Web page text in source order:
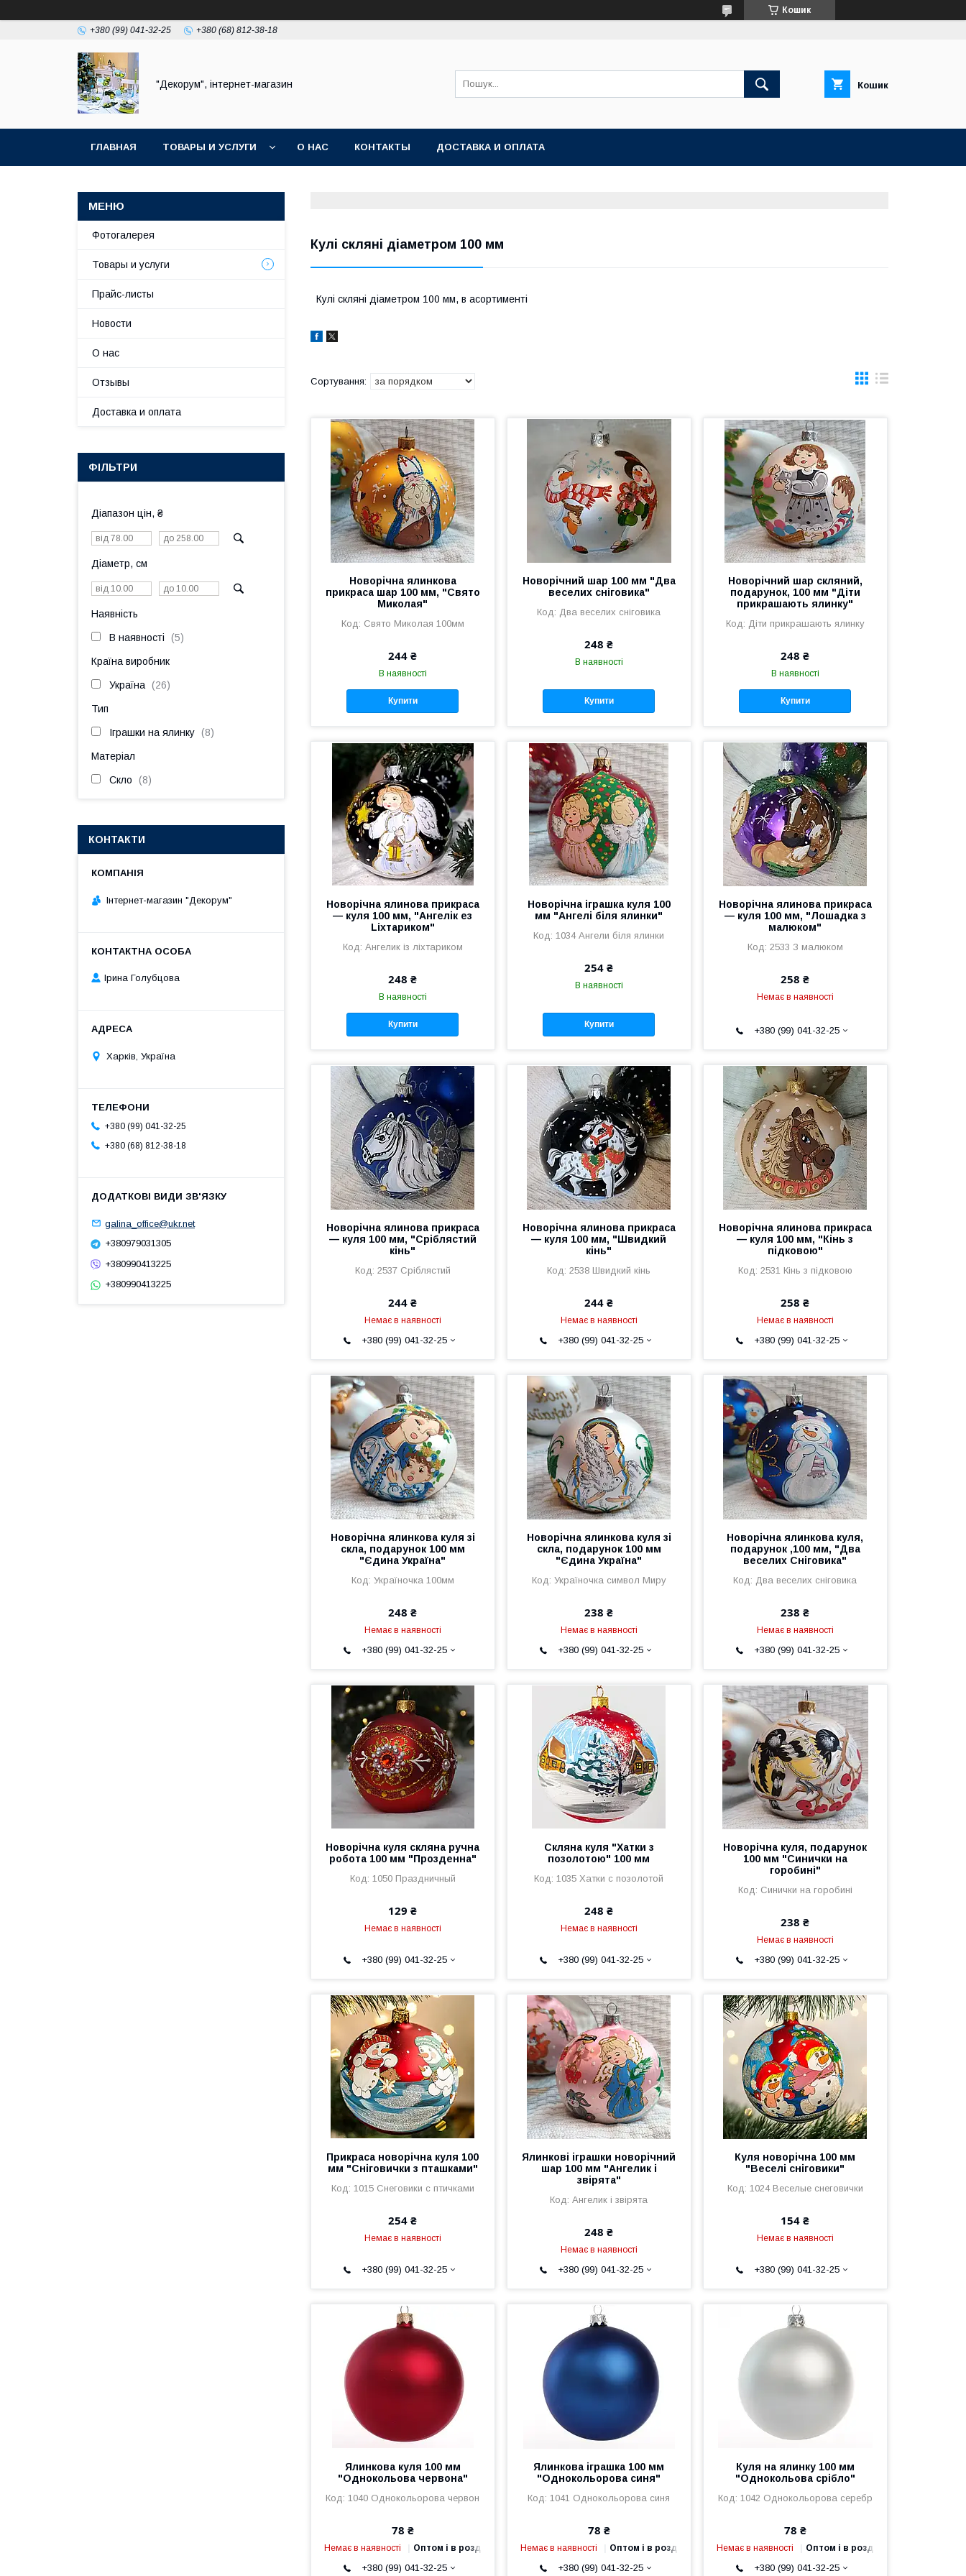
Кошик
+380 (99) 041-32-25 +380 (68) 812-38-18
"Декорум", інтернет-магазин Кошик
ГЛАВНАЯ ТОВАРЫ И УСЛУГИ О НАС КОНТАКТЫ ДОСТАВКА И ОПЛАТА
Кулі скляні діаметром 100 мм
Кулі скляні діаметром 100 мм, в асортименті
Новорічна ялинкова
прикраса шар 100 мм, "Свято
Миколая"
Свято Миколая 100мм
244 ₴
В наявності
Купити
Новорічний шар 100 мм "Два
веселих сніговика"
Два веселих сніговика
248 ₴
В наявності
Купити
Новорічний шар скляний,
подарунок, 100 мм "Діти
прикрашають ялинку"
Діти прикрашають ялинку
248 ₴
В наявності
Купити
Новорічна ялинова прикраса
— куля 100 мм, "Ангелік ез
Liхтариком"
Ангелик із ліхтариком
248 ₴
В наявності
Купити
Новорічна іграшка куля 100
мм "Ангелі біля ялинки"
1034 Ангели біля ялинки
254 ₴
В наявності
Купити
Новорічна ялинова прикраса
— куля 100 мм, "Лошадка з
малюком"
2533 З малюком
258 ₴
Немає в наявності
+380 (99) 041-32-25
Новорічна ялинова прикраса
— куля 100 мм, "Сріблястий
кінь"
2537 Сріблястий
244 ₴
Немає в наявності
+380 (99) 041-32-25
Новорічна ялинова прикраса
— куля 100 мм, "Швидкий
кінь"
2538 Швидкий кінь
244 ₴
Немає в наявності
+380 (99) 041-32-25
Новорічна ялинова прикраса
— куля 100 мм, "Кінь з
підковою"
2531 Кінь з підковою
258 ₴
Немає в наявності
+380 (99) 041-32-25
Новорічна ялинкова куля зі
скла, подарунок 100 мм
"Єдина Україна"
Україночка 100мм
248 ₴
Немає в наявності
+380 (99) 041-32-25
Новорічна ялинкова куля зі
скла, подарунок 100 мм
"Єдина Україна"
Україночка символ Миру
238 ₴
Немає в наявності
+380 (99) 041-32-25
Новорічна ялинкова куля,
подарунок ,100 мм, "Два
веселих Сніговика"
Два веселих сніговика
238 ₴
Немає в наявності
+380 (99) 041-32-25
Новорічна куля скляна ручна
робота 100 мм "Прозденна"
1050 Праздничный
129 ₴
Немає в наявності
+380 (99) 041-32-25
Скляна куля "Хатки з
позолотою" 100 мм
1035 Хатки с позолотой
248 ₴
Немає в наявності
+380 (99) 041-32-25
Новорічна куля, подарунок
100 мм "Синички на
горобині"
Синички на горобині
238 ₴
Немає в наявності
+380 (99) 041-32-25
Прикраса новорічна куля 100
мм "Сніговички з пташками"
1015 Снеговики с птичками
254 ₴
Немає в наявності
+380 (99) 041-32-25
Ялинкові іграшки новорічний
шар 100 мм "Ангелик і
звірята"
Ангелик і звірята
248 ₴
Немає в наявності
+380 (99) 041-32-25
Куля новорічна 100 мм
"Веселі сніговики"
1024 Веселые снеговички
154 ₴
Немає в наявності
+380 (99) 041-32-25
Ялинкова куля 100 мм
"Однокольова червона"
1040 Однокольорова червон
78 ₴
Немає в наявності Оптом і в роздріб
+380 (99) 041-32-25
Ялинкова іграшка 100 мм
"Однокольорова синя"
1041 Однокольорова синя
78 ₴
Немає в наявності Оптом і в роздріб
+380 (99) 041-32-25
Куля на ялинку 100 мм
"Однокольова срібло"
1042 Однокольорова серебр
78 ₴
Немає в наявності Оптом і в роздріб
+380 (99) 041-32-25
Фотогалерея
Товары и услуги
Прайс-листы
Новости
О нас
Отзывы
Доставка и оплата
ФІЛЬТРИ
Діапазон цін, ₴
Діаметр, см
Наявність
В наявності 5
Країна виробник
Україна 26
Тип
Іграшки на ялинку 8
Матеріал
Скло 8
КОНТАКТИ
Інтернет-магазин "Декорум"
Ірина Голубцова
Харків, Україна
+380 (99) 041-32-25
+380 (68) 812-38-18
galina_office@ukr.net
+380979031305
+380990413225
+380990413225